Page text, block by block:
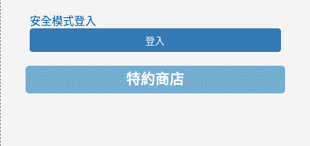
安全模式登入
登入
特約商店